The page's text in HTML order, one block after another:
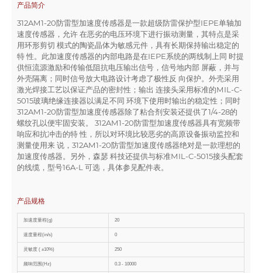
产品简介
312AM1-20防雷型加速度传感器是一款超级防雷保护型IEPE单轴加
速度传感器，允许 在恶劣的电压环境下进行振动测量，其特点是采
用环形剪切 模式的陶瓷晶体为敏感元件，具有长期保持输出稳定的
特 性。此加速度传感器的内部电路是在IEPE系统的两线制上同 时提
供恒流源激励和传输低阻抗电压输出信号，信号地内部 屏蔽，并与
外壳隔离；同时信号放大电路设计考虑了极性反 向保护。外壳采用
激光焊接工艺以保证产品的密封性；输出 连接头采用标准的MIL-C-
5015玻璃绝缘连接器以满足不同 环境下使用时输出的稳定性；同时
312AM1-20防雷型加速度传感器除了粘合剂安装还提供了1/4-28的
螺纹孔以便牢固安装。 312AM1-20防雷型加速度传感器具有宽频带
响应和抗冲击的特 性，所以对环境比较恶劣的高原设备振动监控和
测量使用来 说，312AM1-20防雷型加速度传感器绝对是一款理想的
加速度传感器。另外，森瑟 科技还提供与标准MIL-C-5015接头配套
的线缆，型号16A-L 可选，具体参见配件表。
产品规格
加速度量程(g) 20
速度量程(in/s) 0
灵敏度 ( ±10%) 250
频响范围(Hz) 0.3 - 10000